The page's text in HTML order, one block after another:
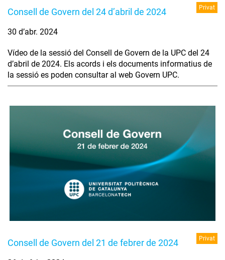
Consell de Govern del 24 d’abril de 2024 Privat
30 d’abr. 2024
Vídeo de la sessió del Consell de Govern de la UPC del 24
d’abril de 2024. Els acords i els documents informatius de
la sessió es poden consultar al web Govern UPC.
Consell de Govern del 21 de febrer de 2024 Privat